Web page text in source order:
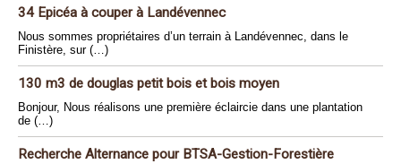
34 Epicéa à couper à Landévennec
Nous sommes propriétaires d’un terrain à Landévennec, dans le
Finistère, sur (…)
130 m3 de douglas petit bois et bois moyen
Bonjour, Nous réalisons une première éclaircie dans une plantation
de (…)
Recherche Alternance pour BTSA-Gestion-Forestière